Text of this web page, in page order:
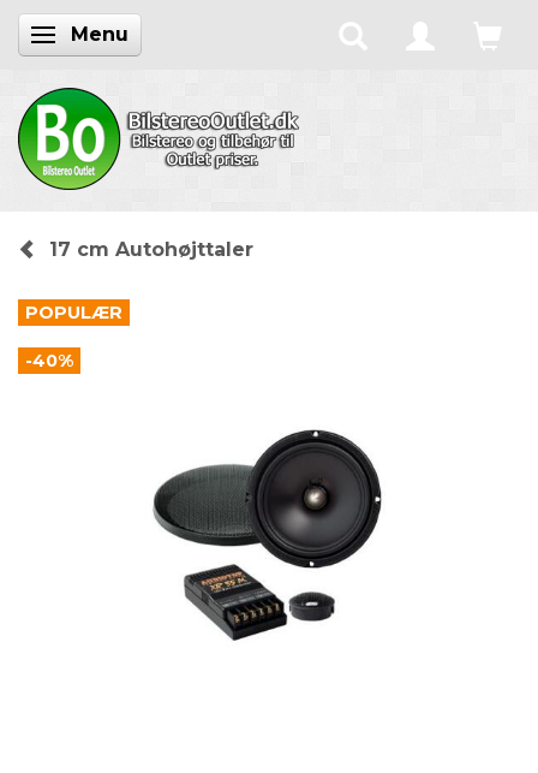
Skifte navigation
Menu
17 cm Autohøjttaler
POPULÆR
-40%